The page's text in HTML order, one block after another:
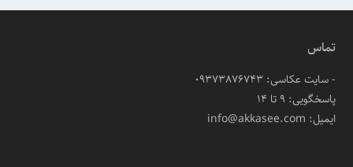
تماس
- سایت عکاسی: 09373876743
پاسخگویی: ۹ تا ۱۴
ایمیل: info@akkasee.com